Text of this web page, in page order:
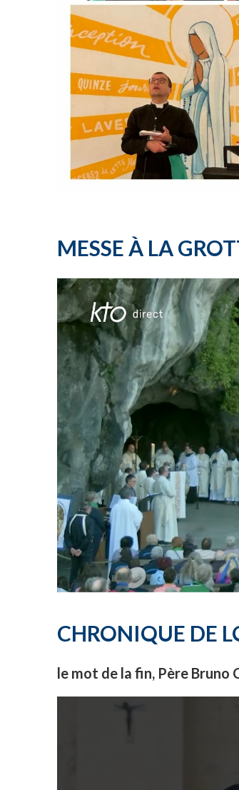
MESSE À LA
CHRONIQUE DE
le mot de la fin, Père